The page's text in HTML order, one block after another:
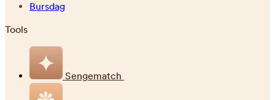
Bursdag
Tools
Sengematch